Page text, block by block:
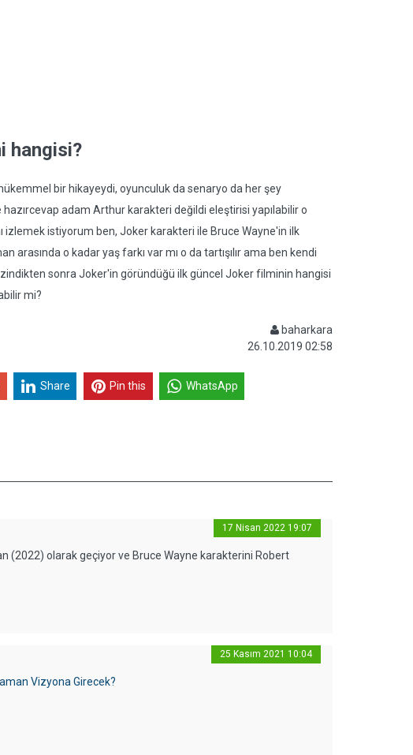
hangisi?
bir hikayeydi, oyunculuk da senaryo da her şey
adam Arthur karakteri değildi eleştirisi yapılabilir o
izlemek istiyorum ben, Joker karakteri ile Bruce Wayne'in ilk
arasında o kadar yaş farkı var mı o da tartışılır ama ben kendi
sonra Joker'in göründüğü ilk güncel Joker filminin hangisi
mi?
baharkara
26.10.2019 02:58
Share Pin this WhatsApp
17 Nisan 2022 19:07
(2022) olarak geçiyor ve Bruce Wayne karakterini Robert
25 Kasım 2021 10:04
Vizyona Girecek?